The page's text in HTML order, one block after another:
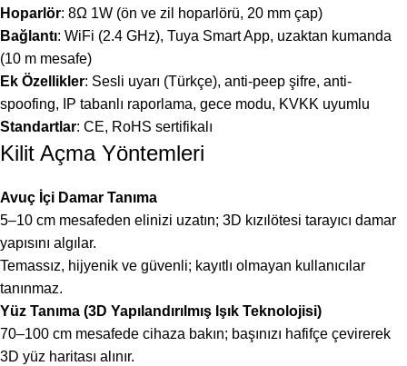
Hoparlör: 8Ω 1W (ön ve zil hoparlörü, 20 mm çap)
Bağlantı: WiFi (2.4 GHz), Tuya Smart App, uzaktan kumanda
(10 m mesafe)
Ek Özellikler: Sesli uyarı (Türkçe), anti-peep şifre, anti-
spoofing, IP tabanlı raporlama, gece modu, KVKK uyumlu
Standartlar: CE, RoHS sertifikalı
Kilit Açma Yöntemleri
Avuç İçi Damar Tanıma
5–10 cm mesafeden elinizi uzatın; 3D kızılötesi tarayıcı damar
yapısını algılar.
Temassız, hijyenik ve güvenli; kayıtlı olmayan kullanıcılar
tanınmaz.
Yüz Tanıma (3D Yapılandırılmış Işık Teknolojisi)
70–100 cm mesafede cihaza bakın; başınızı hafifçe çevirerek
3D yüz haritası alınır.